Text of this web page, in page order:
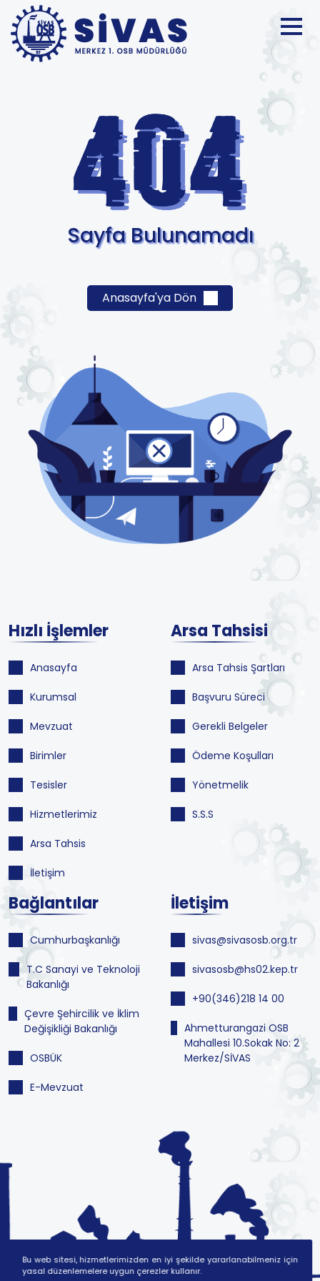
Sayfa Bulunamadı
Anasayfa'ya Dön
Hızlı İşlemler
Anasayfa
Kurumsal
Mevzuat
Birimler
Tesisler
Hizmetlerimiz
Arsa Tahsis
İletişim
Arsa Tahsisi
Arsa Tahsis Şartları
Başvuru Süreci
Gerekli Belgeler
Ödeme Koşulları
Yönetmelik
S.S.S
Bağlantılar
Cumhurbaşkanlığı
T.C Sanayi ve Teknoloji
Bakanlığı
Çevre Şehircilik ve İklim
Değişikliği Bakanlığı
OSBÜK
E-Mevzuat
İletişim
sivas@sivasosb.org.tr
sivasosb@hs02.kep.tr
+90(346)218 14 00
Ahmetturangazi OSB
Mahallesi 10.Sokak No: 2
Merkez/SİVAS
Bu web sitesi, hizmetlerimizden en iyi şekilde yararlanabilmeniz için
yasal düzenlemelere uygun çerezler kullanır.